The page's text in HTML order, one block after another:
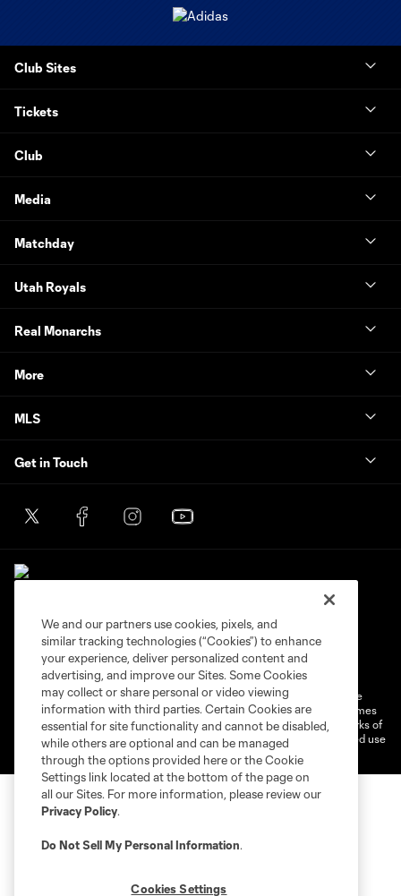
Club Sites
Tickets
Club
Media
Matchday
Utah Royals
Real Monarchs
More
MLS
Get in Touch
Privacy Policy
Do Not Sell or Share My Personal Information
Cookies Settings
©2026 MLS. The Major League Soccer and MLS name and shield are
registered trademarks of Major League Soccer, L.L.C. (“MLS”). The names
and logos of MLS teams are registered and/or common law trademarks of
MLS or are used with the permission of their owners. Any unauthorized use
is forbidden.
We and our partners use cookies, pixels, and
similar tracking technologies (“Cookies”) to enhance
your experience, deliver personalized content and
advertising, and improve our Sites. Some Cookies
may collect or share personal or video viewing
information with third parties. Certain Cookies are
essential for site functionality and cannot be disabled,
while others are optional and can be managed
through the options provided here or the Cookie
Settings link located at the bottom of the page on
all our Sites. For more information, please review our
Privacy Policy.
Do Not Sell My Personal Information.
Cookies Settings